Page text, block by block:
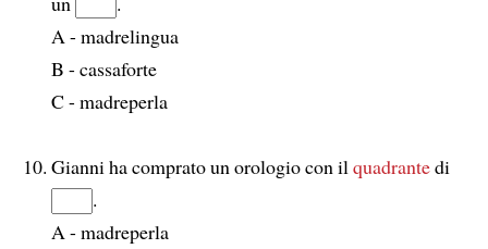
A - madrelingua
B - cassaforte
C - madreperla
Gianni ha comprato un orologio con il quadrantedi
.
A - madreperla